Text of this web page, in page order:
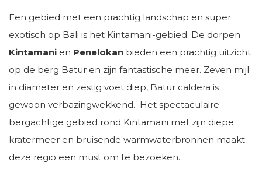
Een gebied met een prachtig landschap en super
exotisch op Bali is het Kintamani-gebied. De dorpen
Kintamani en Penelokan bieden een prachtig uitzicht
op de berg Batur en zijn fantastische meer. Zeven mijl
in diameter en zestig voet diep, Batur caldera is
gewoon verbazingwekkend. Het spectaculaire
bergachtige gebied rond Kintamani met zijn diepe
kratermeer en bruisende warmwaterbronnen maakt
deze regio een must om te bezoeken.